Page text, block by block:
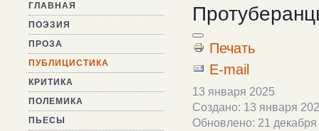
ГЛАВНАЯ
ПОЭЗИЯ
ПРОЗА
ПУБЛИЦИСТИКА
КРИТИКА
ПОЛЕМИКА
ПЬЕСЫ
Печать
E-mail
13 января 2025
Создано: 13 января
Обновлено: 21